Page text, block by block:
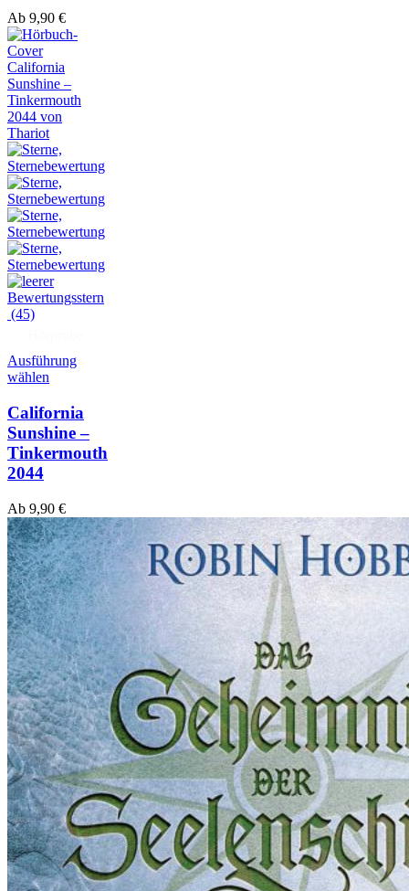
Ab 9,90 €
(45)
Ausführung
wählen
California
Sunshine –
Tinkermouth
2044
Ab 9,90 €